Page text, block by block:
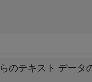
のテキスト データ